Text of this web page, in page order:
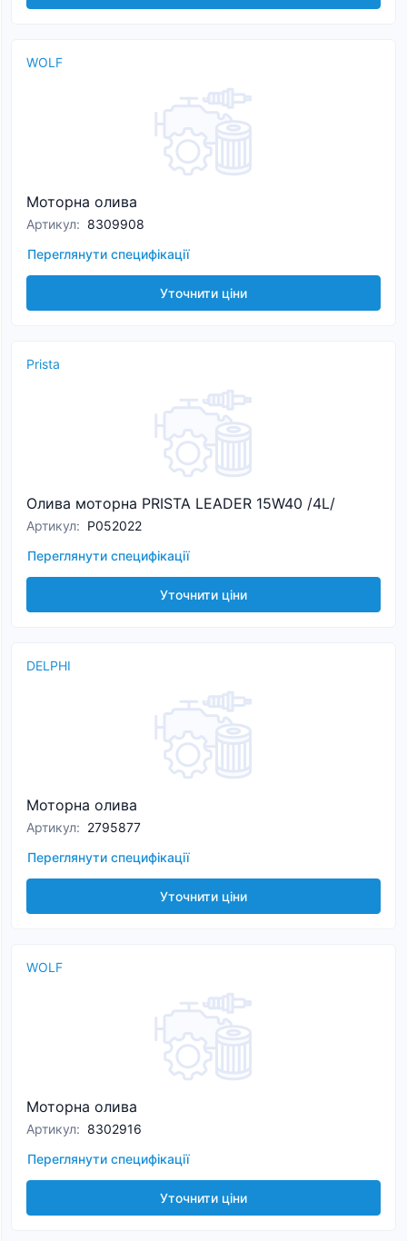
WOLF
Моторна олива
Артикул: 8309908
Переглянути специфікації
Уточнити ціни
Prista
Олива моторна PRISTA LEADER 15W40 /4L/
Артикул: P052022
Переглянути специфікації
Уточнити ціни
DELPHI
Моторна олива
Артикул: 2795877
Переглянути специфікації
Уточнити ціни
WOLF
Моторна олива
Артикул: 8302916
Переглянути специфікації
Уточнити ціни